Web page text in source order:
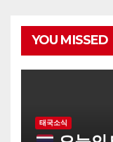
YOU MISSED
태국소식